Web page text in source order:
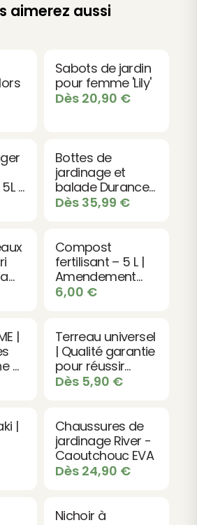
Simples, confortables et
combinent ainsi douceur,
profiter pleinement de vos
aimerez aussi
Sabots de jardin
pour femme 'Lily'
Dès 20,90 €
|
Bottes de
jardinage et
balade Durance
- couleur Kaki ou
Dès 35,99 €
Compost
fertilisant – 5 L |
Amendement
organique
6,00 €
|
&
Terreau universel
| Qualité garantie
pour réussir
toutes les
Dès 5,90 €
|
Chaussures de
jardinage River -
Caoutchouc EVA
Dès 24,90 €
Nichoir à